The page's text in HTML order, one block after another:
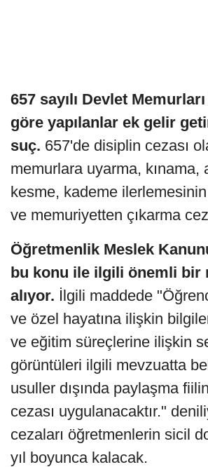
657 sayılı Devlet
göre yapılanlar ek gelir
suç. 657'de disiplin cezası
memurlara uyarma, kınama,
kesme, kademe ilerlemesinin
ve memuriyetten çıkarma
Öğretmenlik Meslek
bu konu ile ilgili önemli bir
alıyor. İlgili maddede
ve özel hayatına ilişkin
ve eğitim süreçlerine ilişkin
görüntüleri ilgili mevzuatta
usuller dışında paylaşma
cezası uygulanacaktır."
cezaları öğretmenlerin sicil
yıl boyunca kalacak.